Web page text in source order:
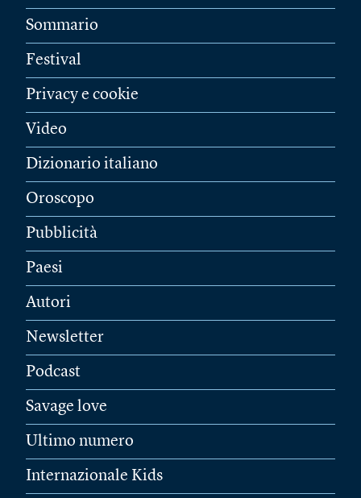
Sommario
Festival
Privacy e cookie
Video
Dizionario italiano
Oroscopo
Pubblicità
Paesi
Autori
Newsletter
Podcast
Savage love
Ultimo numero
Internazionale Kids